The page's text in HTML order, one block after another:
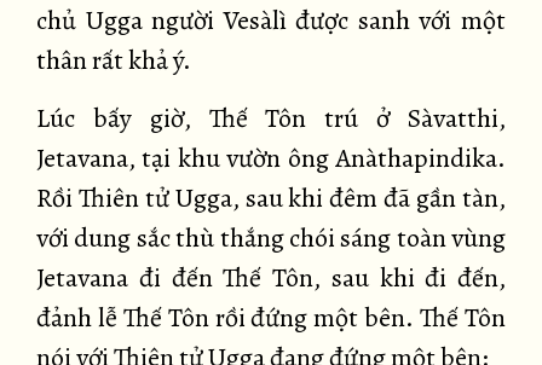
chủ Ugga người Vesàlì được sanh với một
thân rất khả ý.
Lúc bấy giờ, Thế Tôn trú ở Sàvatthi,
Jetavana, tại khu vườn ông Anàthapindika.
Rồi Thiên tử Ugga, sau khi đêm đã gần tàn,
với dung sắc thù thắng chói sáng toàn vùng
Jetavana đi đến Thế Tôn, sau khi đi đến,
đảnh lễ Thế Tôn rồi đứng một bên. Thế Tôn
nói với Thiên tử Ugga đang đứng một bên: